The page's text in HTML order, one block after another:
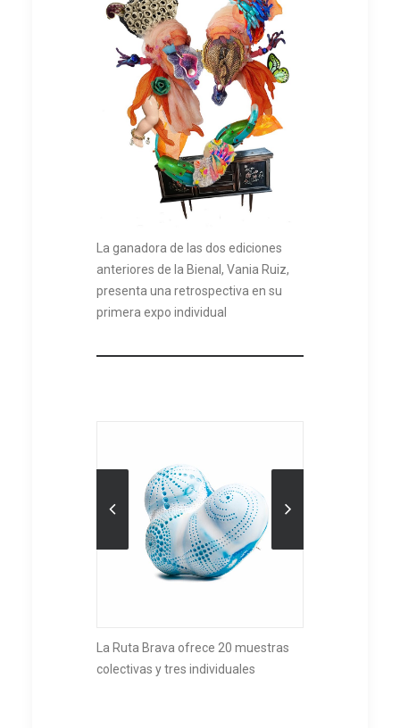
La ganadora de las dos ediciones
anteriores de la Bienal, Vania Ruiz,
presenta una retrospectiva en su
primera expo individual
La Ruta Brava ofrece 20 muestras
colectivas y tres individuales